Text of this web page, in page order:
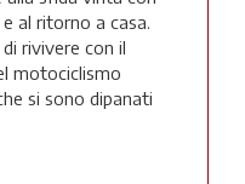
al ritorno a casa.
rivivere con il
motociclismo
si sono dipanati